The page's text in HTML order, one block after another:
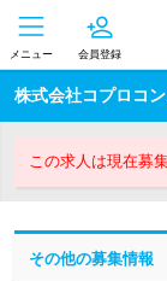
メニュー 会員登録
株式会社コプロコ
この求人は現在募
その他の募集情報